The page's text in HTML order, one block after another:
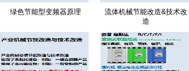
许多传统变频器用户的节能可行性报告与使用后出现较
大偏差其 原因在于没有计算到变频器系统本身损耗 15-
25%问题以及忽略传统变频器对电网环境污染 的严重
性。 传统交直交变频器 Variable Frequency Drives 系
统运行损耗低压超过 15%，多电平变频 器有 25%以上
绿色节能型变频器原理
流体机械节能改造&技术改
造